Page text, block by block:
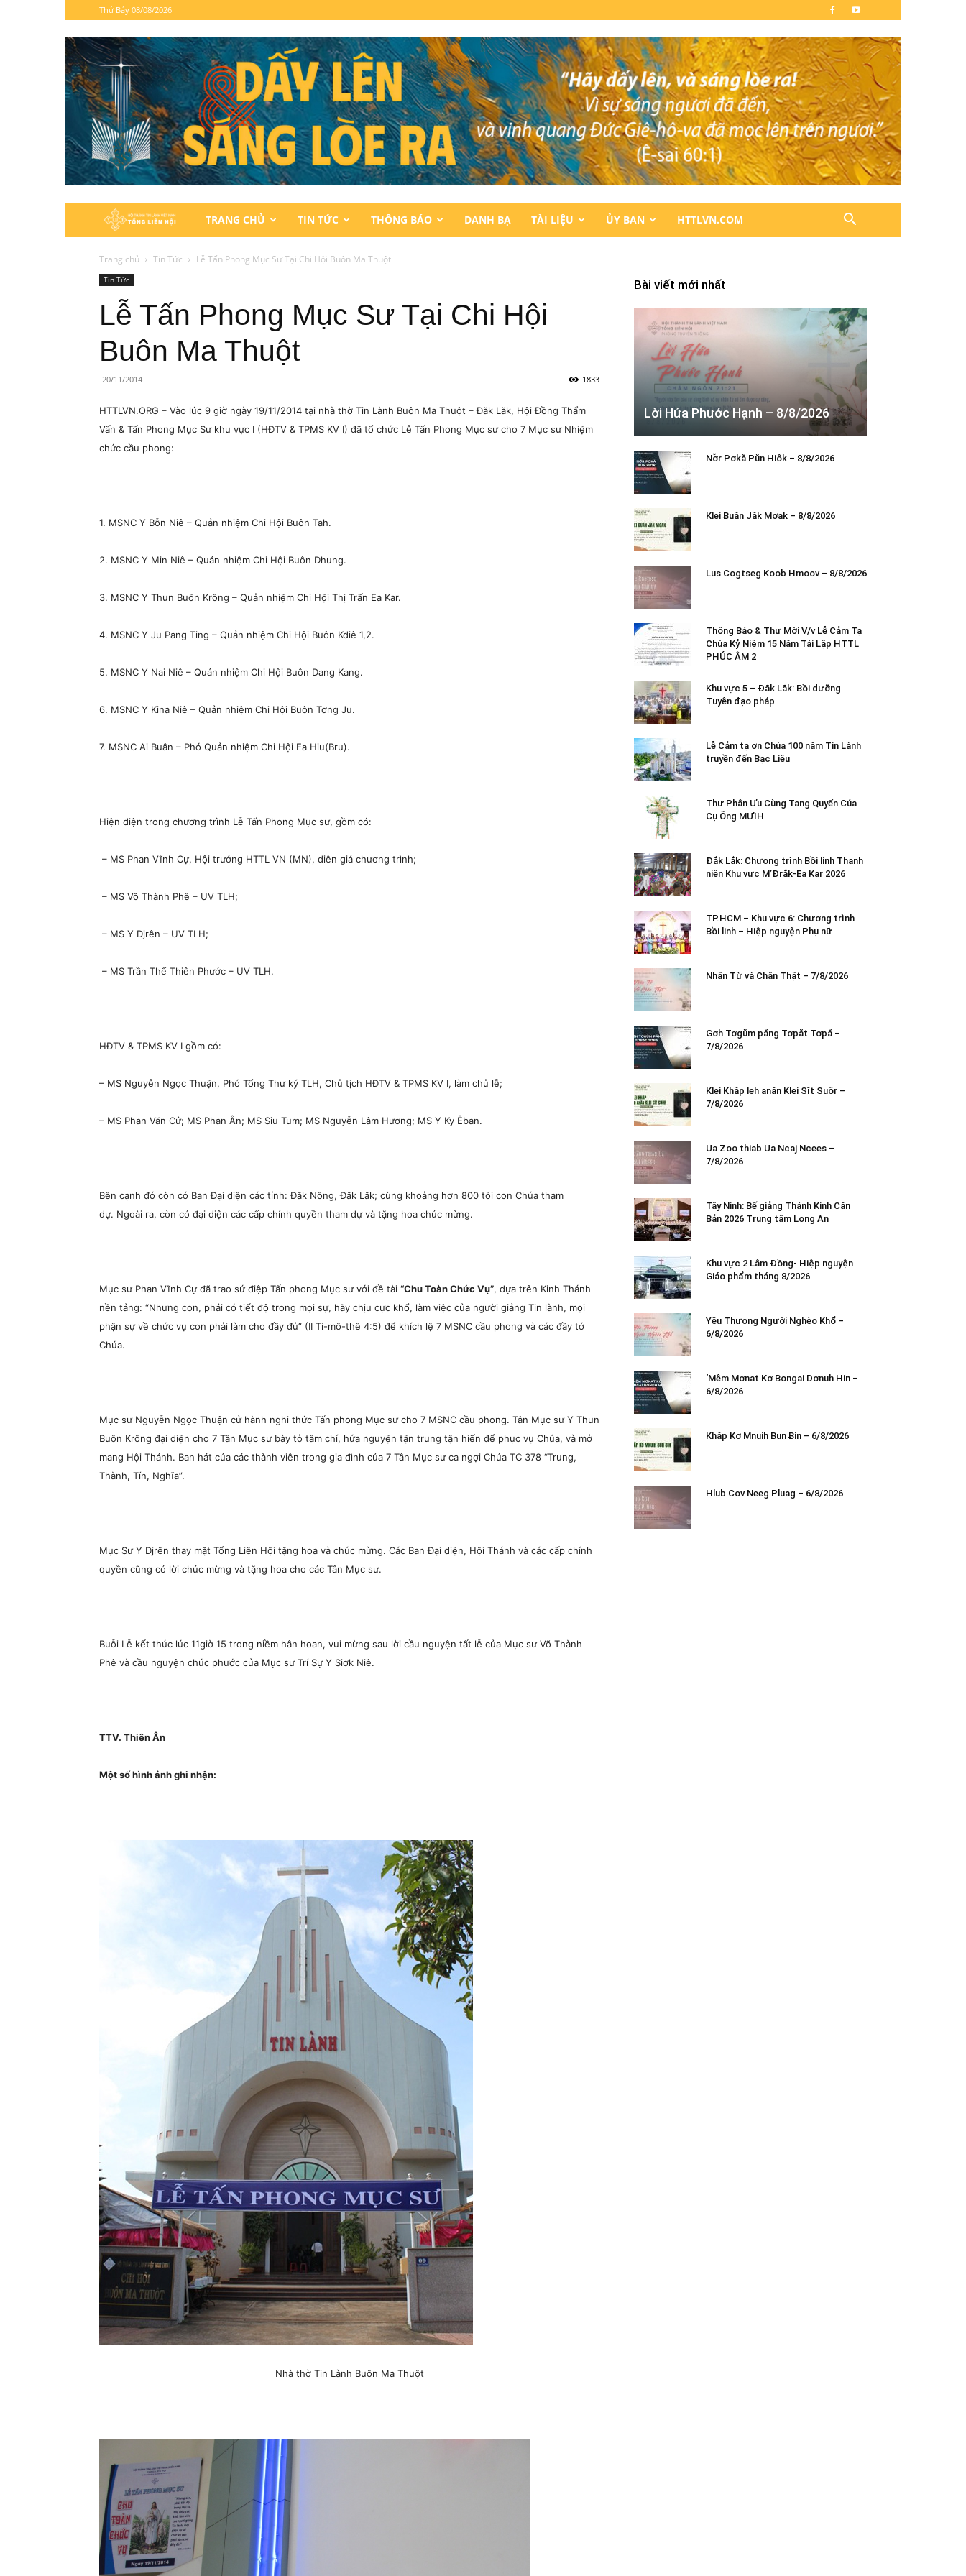
Thứ Bảy 08/08/2026
Hội
Thánh
Lành
Việt
TRANG CHỦ TIN TỨC THÔNG BÁO DANH BẠ TÀI LIỆU ỦY BAN HTTLVN.COM
Trang chủ Tin Tức Lễ Tấn Phong Mục Sư Tại Chi Hội Buôn Ma Thuột
Tin Tức
Lễ Tấn Phong Mục Sư Tại Chi Hội
Buôn Ma Thuột
20/11/2014 1833
HTTLVN.ORG – Vào lúc 9 giờ ngày 19/11/2014 tại nhà thờ Tin Lành Buôn Ma Thuột – Đăk Lăk, Hội Đồng Thẩm
Vấn & Tấn Phong Mục Sư khu vực I (HĐTV & TPMS KV I) đã tổ chức Lễ Tấn Phong Mục sư cho 7 Mục sư Nhiệm
chức cầu phong:
1. MSNC Y Bỗn Niê – Quản nhiệm Chi Hội Buôn Tah.
2. MSNC Y Min Niê – Quản nhiệm Chi Hội Buôn Dhung.
3. MSNC Y Thun Buôn Krông – Quản nhiệm Chi Hội Thị Trấn Ea Kar.
4. MSNC Y Ju Pang Ting – Quản nhiệm Chi Hội Buôn Kdiê 1,2.
5. MSNC Y Nai Niê – Quản nhiệm Chi Hội Buôn Dang Kang.
6. MSNC Y Kina Niê – Quản nhiệm Chi Hội Buôn Tơng Ju.
7. MSNC Ai Buân – Phó Quản nhiệm Chi Hội Ea Hiu(Bru).
Hiện diện trong chương trình Lễ Tấn Phong Mục sư, gồm có:
– MS Phan Vĩnh Cự, Hội trưởng HTTL VN (MN), diễn giả chương trình;
– MS Võ Thành Phê – UV TLH;
– MS Y Djrên – UV TLH;
– MS Trần Thế Thiên Phước – UV TLH.
HĐTV & TPMS KV I gồm có:
– MS Nguyễn Ngọc Thuận, Phó Tổng Thư ký TLH, Chủ tịch HĐTV & TPMS KV I, làm chủ lễ;
– MS Phan Văn Cử; MS Phan Ân; MS Siu Tum; MS Nguyễn Lâm Hương; MS Y Ky Êban.
Bên cạnh đó còn có Ban Đại diện các tỉnh: Đăk Nông, Đăk Lăk; cùng khoảng hơn 800 tôi con Chúa tham
dự. Ngoài ra, còn có đại diện các cấp chính quyền tham dự và tặng hoa chúc mừng.
Mục sư Phan Vĩnh Cự đã trao sứ điệp Tấn phong Mục sư với đề tài “Chu Toàn Chức Vụ”, dựa trên Kinh Thánh
nền tảng: “Nhưng con, phải có tiết độ trong mọi sự, hãy chịu cực khổ, làm việc của người giảng Tin lành, mọi
phận sự về chức vụ con phải làm cho đầy đủ” (II Ti-mô-thê 4:5) để khích lệ 7 MSNC cầu phong và các đầy tớ
Chúa.
Mục sư Nguyễn Ngọc Thuận cử hành nghi thức Tấn phong Mục sư cho 7 MSNC cầu phong. Tân Mục sư Y Thun
Buôn Krông đại diện cho 7 Tân Mục sư bày tỏ tâm chí, hứa nguyện tận trung tận hiến để phục vụ Chúa, và mở
mang Hội Thánh. Ban hát của các thành viên trong gia đình của 7 Tân Mục sư ca ngợi Chúa TC 378 “Trung,
Thành, Tín, Nghĩa”.
Mục Sư Y Djrên thay mặt Tổng Liên Hội tặng hoa và chúc mừng. Các Ban Đại diện, Hội Thánh và các cấp chính
quyền cũng có lời chúc mừng và tặng hoa cho các Tân Mục sư.
Buỗi Lễ kết thúc lúc 11giờ 15 trong niềm hân hoan, vui mừng sau lời cầu nguyện tất lễ của Mục sư Võ Thành
Phê và cầu nguyện chúc phước của Mục sư Trí Sự Y Siơk Niê.
TTV. Thiên Ân
Một số hình ảnh ghi nhận:
Nhà thờ Tin Lành Buôn Ma Thuột
Bài viết mới nhất
Lời Hứa Phước Hạnh – 8/8/2026
Nơ̆r Pơkă Pŭn Hiôk – 8/8/2026
Klei Ƀuăn Jăk Mơak – 8/8/2026
Lus Cogtseg Koob Hmoov – 8/8/2026
Thông Báo & Thư Mời V/v Lễ Cảm Tạ
Chúa Kỷ Niệm 15 Năm Tái Lập HTTL
PHÚC ÂM 2
Khu vực 5 – Đắk Lắk: Bồi dưỡng
Tuyên đạo pháp
Lễ Cảm tạ ơn Chúa 100 năm Tin Lành
truyền đến Bạc Liêu
Thư Phân Ưu Cùng Tang Quyến Của
Cụ Ông MƯIH
Đắk Lắk: Chương trình Bồi linh Thanh
niên Khu vực M’Đrắk-Ea Kar 2026
TP.HCM – Khu vực 6: Chương trình
Bồi linh – Hiệp nguyện Phụ nữ
Nhân Từ và Chân Thật – 7/8/2026
Gơh Tơgŭm păng Tơpăt Tơpă –
7/8/2026
Klei Khăp leh anăn Klei Sĭt Suôr –
7/8/2026
Ua Zoo thiab Ua Ncaj Ncees –
7/8/2026
Tây Ninh: Bế giảng Thánh Kinh Căn
Bản 2026 Trung tâm Long An
Khu vực 2 Lâm Đồng- Hiệp nguyện
Giáo phẩm tháng 8/2026
Yêu Thương Người Nghèo Khổ –
6/8/2026
‘Mêm Mơnat Kơ Bơngai Dơnuh Hin –
6/8/2026
Khăp Kơ Mnuih Bun Ƀin – 6/8/2026
Hlub Cov Neeg Pluag – 6/8/2026